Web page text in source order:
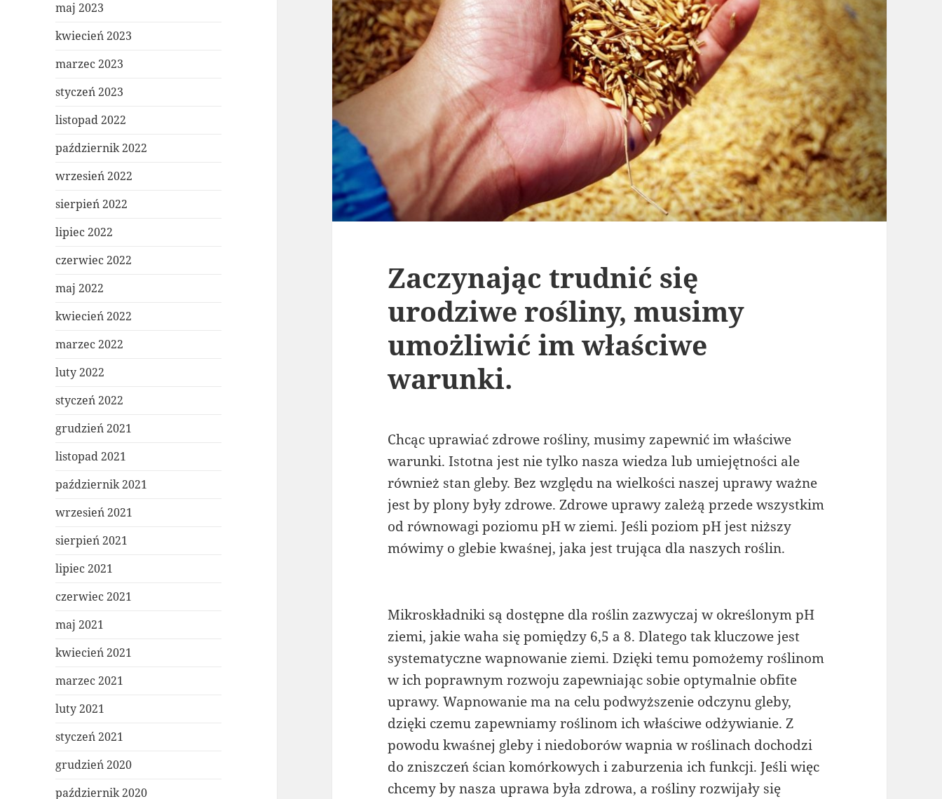
maj 2023
kwiecień 2023
marzec 2023
styczeń 2023
listopad 2022
październik 2022
wrzesień 2022
sierpień 2022
lipiec 2022
czerwiec 2022
maj 2022
kwiecień 2022
marzec 2022
luty 2022
styczeń 2022
grudzień 2021
listopad 2021
październik 2021
wrzesień 2021
sierpień 2021
lipiec 2021
czerwiec 2021
maj 2021
kwiecień 2021
marzec 2021
luty 2021
styczeń 2021
grudzień 2020
październik 2020
Zaczynając trudnić się
urodziwe rośliny, musimy
umożliwić im właściwe
warunki.
Chcąc uprawiać zdrowe rośliny, musimy zapewnić im właściwe
warunki. Istotna jest nie tylko nasza wiedza lub umiejętności ale
również stan gleby. Bez względu na wielkości naszej uprawy ważne
jest by plony były zdrowe. Zdrowe uprawy zależą przede wszystkim
od równowagi poziomu pH w ziemi. Jeśli poziom pH jest niższy
mówimy o glebie kwaśnej, jaka jest trująca dla naszych roślin.
Mikroskładniki są dostępne dla roślin zazwyczaj w określonym pH
ziemi, jakie waha się pomiędzy 6,5 a 8. Dlatego tak kluczowe jest
systematyczne wapnowanie ziemi. Dzięki temu pomożemy roślinom
w ich poprawnym rozwoju zapewniając sobie optymalnie obfite
uprawy. Wapnowanie ma na celu podwyższenie odczynu gleby,
dzięki czemu zapewniamy roślinom ich właściwe odżywianie. Z
powodu kwaśnej gleby i niedoborów wapnia w roślinach dochodzi
do zniszczeń ścian komórkowych i zaburzenia ich funkcji. Jeśli więc
chcemy by nasza uprawa była zdrowa, a rośliny rozwijały się